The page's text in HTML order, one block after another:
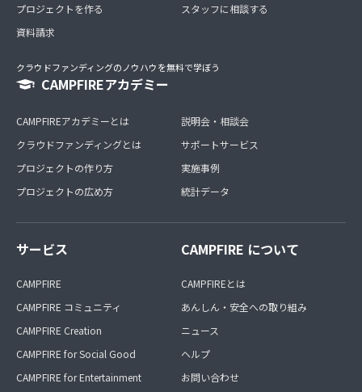
プロジェクトを作る
資料請求
スタッフに相談する
クラウドファンディングのノウハウを無料で学ぼう
CAMPFIREアカデミー
CAMPFIREアカデミーとは
クラウドファンディングとは
プロジェクトの作り方
プロジェクトの広め方
説明会・相談会
サポートサービス
実施事例
統計データ
サービス
CAMPFIRE
CAMPFIRE コミュニティ
CAMPFIRE Creation
CAMPFIRE for Social Good
CAMPFIRE for Entertainment
CAMPFIRE について
CAMPFIREとは
あんしん・安全への取り組み
ニュース
ヘルプ
お問い合わせ